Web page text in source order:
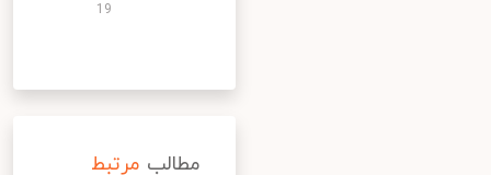
19
مطالب مرتبط